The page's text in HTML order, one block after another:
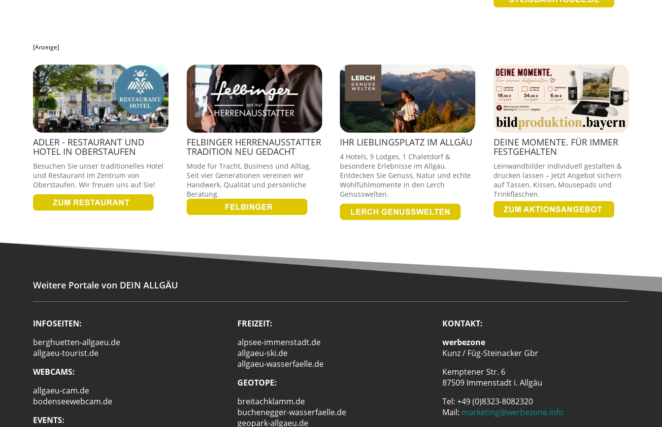
[Anzeige]
ADLER - RESTAURANT UND
HOTEL IN OBERSTAUFEN
Besuchen Sie unser traditionelles Hotel
und Restaurant im Zentrum von
Oberstaufen. Wir freuen uns auf Sie!
FELBINGER HERRENAUSSTATTER
TRADITION NEU GEDACHT
Mode für Tracht, Business und Alltag.
Seit vier Generationen vereinen wir
Handwerk, Qualität und persönliche
Beratung.
IHR LIEBLINGSPLATZ IM ALLGÄU
4 Hotels, 9 Lodges, 1 Chaletdorf &
besondere Erlebnisse im Allgäu.
Entdecken Sie Genuss, Natur und echte
Wohlfühlmomente in den Lerch
Genusswelten.
DEINE MOMENTE. FÜR IMMER
FESTGEHALTEN
Leinwandbilder individuell gestalten &
drucken lassen – Jetzt Angebot sichern
auf Tassen, Kissen, Mousepads und
Trinkflaschen.
Weitere Portale von DEIN ALLGÄU
INFOSEITEN:
berghuetten-allgaeu.de
allgaeu-tourist.de
WEBCAMS:
allgaeu-cam.de
bodenseewebcam.de
EVENTS:
FREIZEIT:
alpsee-immenstadt.de
allgaeu-ski.de
allgaeu-wasserfaelle.de
GEOTOPE:
breitachklamm.de
buchenegger-wasserfaelle.de
geopark-allgaeu.de
KONTAKT:
werbezone
Kunz / Füg-Steinacker Gbr
Kemptener Str. 6
87509 Immenstadt i. Allgäu
Tel: +49 (0)8323-8082320
Mail: marketing@werbezone.info